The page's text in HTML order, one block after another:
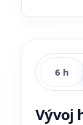
6 h
Vývoj